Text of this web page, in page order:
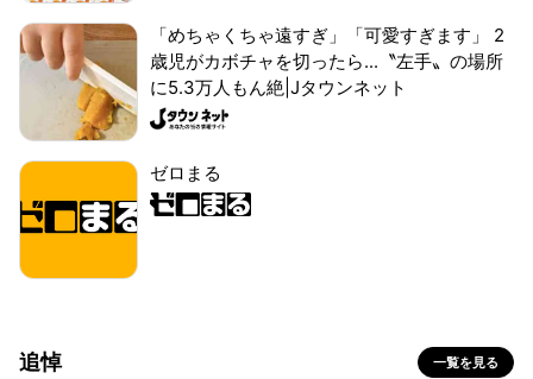
「めちゃくちゃ遠すぎ」「可愛すぎます」 2
歳児がカボチャを切ったら...〝左手〟の場所
に5.3万人もん絶|Jタウンネット
ゼロまる
追悼 一覧を見る